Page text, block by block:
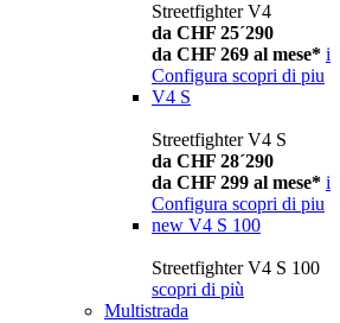
Streetfighter V4
da CHF 25´290
da CHF 269 al mese* i
Configura scopri di piu
V4 S
Streetfighter V4 S
da CHF 28´290
da CHF 299 al mese* i
Configura scopri di piu
new V4 S 100
Streetfighter V4 S 100
scopri di più
Multistrada